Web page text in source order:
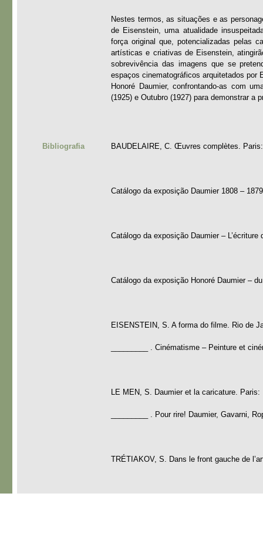
Nestes termos, as situações e as
de Eisenstein, uma atualidade
força original que, potencializadas pelas
artísticas e criativas de Eisenstein,
sobrevivência das imagens que se
espaços cinematográficos arquitetados por
Honoré Daumier, confrontando-as com
(1925) e Outubro (1927) para demonstrar a
Bibliografia BAUDELAIRE, C. Œuvres complètes.
Catálogo da exposição Daumier 1808 –
Catálogo da exposição Daumier –
Catálogo da exposição Honoré Daumier –
EISENSTEIN, S. A forma do filme. Rio de
_________ . Cinématisme – Peinture et
LE MEN, S. Daumier et la caricature.
_________ . Pour rire! Daumier, Gavarni,
TRÉTIAKOV, S. Dans le front gauche de